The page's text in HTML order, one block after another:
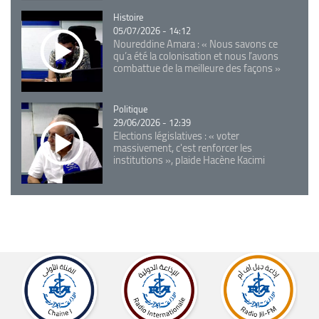
Catégorie
Histoire
05/07/2026 - 14:12
Noureddine Amara : « Nous savons ce
qu’a été la colonisation et nous l’avons
combattue de la meilleure des façons »
Catégorie
Politique
29/06/2026 - 12:39
Elections législatives : « voter
massivement, c'est renforcer les
institutions », plaide Hacène Kacimi